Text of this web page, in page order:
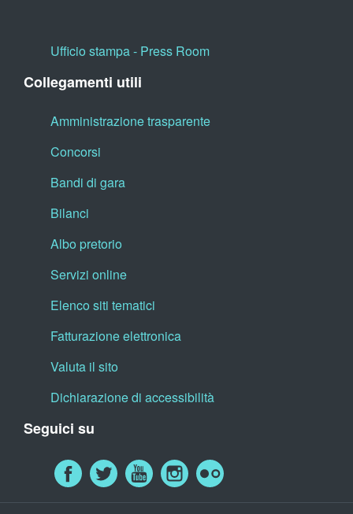
Ufficio stampa - Press Room
Collegamenti utili
Amministrazione trasparente
Concorsi
Bandi di gara
Bilanci
Albo pretorio
Servizi online
Elenco siti tematici
Fatturazione elettronica
Valuta il sito
Dichiarazione di accessibilità
Seguici su